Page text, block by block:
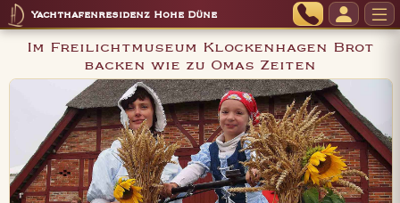
Yachthafenresidenz Hohe Düne
Im Freilichtmuseum Klockenhagen Brot
backen wie zu Omas Zeiten